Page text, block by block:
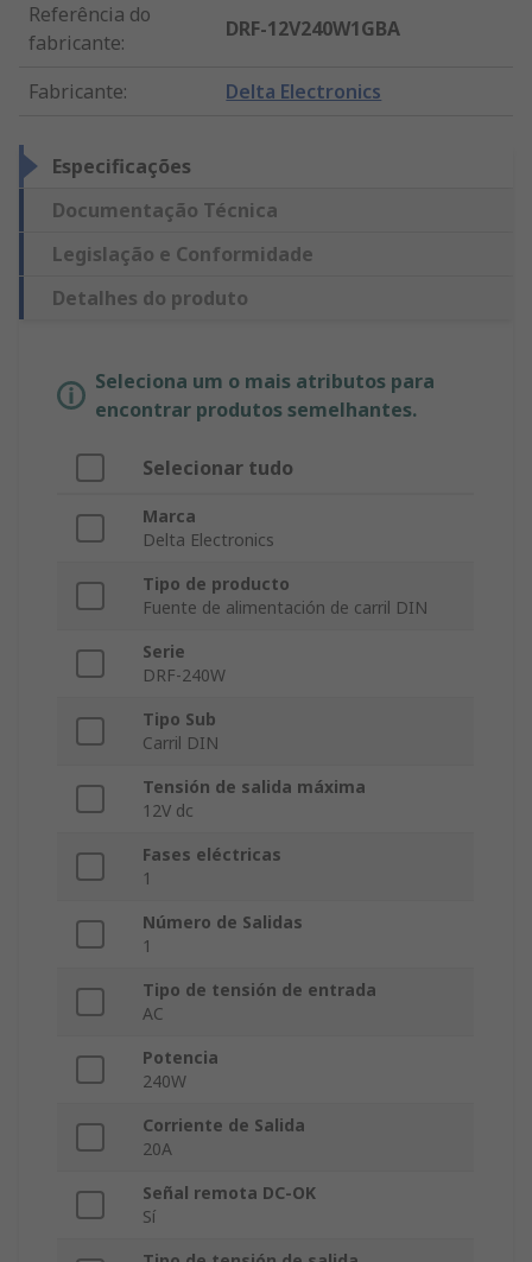
Referência do
fabricante:
DRF-12V240W1GBA
Fabricante: Delta Electronics
Especificações
Documentação Técnica
Legislação e Conformidade
Detalhes do produto
Seleciona um o mais atributos para
encontrar produtos semelhantes.
Selecionar tudo
Marca
Delta Electronics
Tipo de producto
Fuente de alimentación de carril DIN
Serie
DRF-240W
Tipo Sub
Carril DIN
Tensión de salida máxima
12V dc
Fases eléctricas
1
Número de Salidas
1
Tipo de tensión de entrada
AC
Potencia
240W
Corriente de Salida
20A
Señal remota DC-OK
Sí